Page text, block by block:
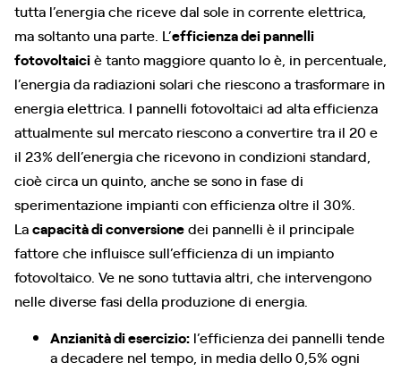
tutta l’energia che riceve dal sole in corrente elettrica,
ma soltanto una parte. L’efficienza dei pannelli
fotovoltaiciè tanto maggiore quanto lo è, in percentuale,
l’energia da radiazioni solari che riescono a trasformare in
energia elettrica. I pannelli fotovoltaici ad alta efficienza
attualmente sul mercato riescono a convertire tra il 20 e
il 23% dell’energia che ricevono in condizioni standard,
cioè circa un quinto, anche se sono in fase di
sperimentazione impianti con efficienza oltre il 30%.
Lacapacità di conversionedei pannelli è il principale
fattore che influisce sull’efficienza di un impianto
fotovoltaico. Ve ne sono tuttavia altri, che intervengono
nelle diverse fasi della produzione di energia.
Anzianità di esercizio: l’efficienza dei pannelli tende
a decadere nel tempo, in media dello 0,5% ogni